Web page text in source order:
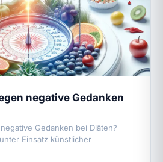
negative Gedanken
Gedanken bei Diäten?
Einsatz künstlicher